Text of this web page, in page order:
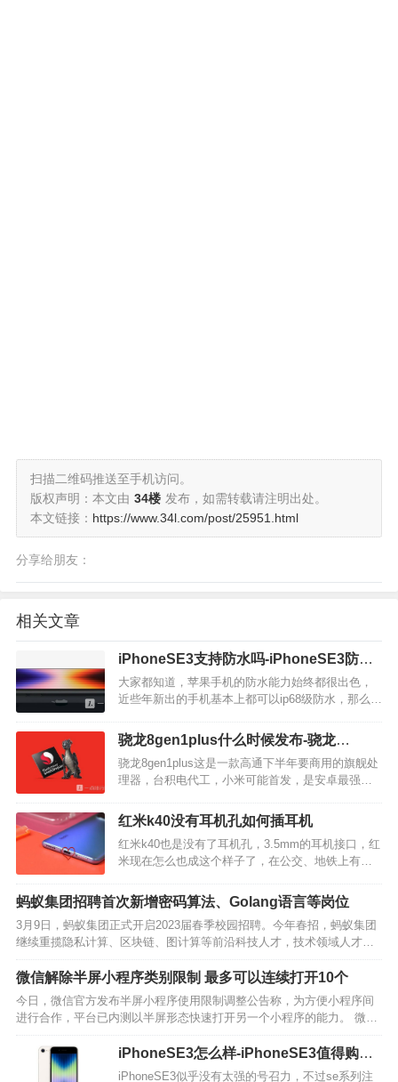
扫描二维码推送至手机访问。
版权声明：本文由 34楼 发布，如需转载请注明出处。
本文链接： https://www.34l.com/post/25951.html
分享给朋友：
相关文章
iPhoneSE3支持防水吗-iPhoneSE3防水
等级
大家都知道，苹果手机的防水能力始终都很出色，
近些年新出的手机基本上都可以ip68级防水，那么这
呢？快和小编我一起去讨论一下吧。iPhoneSE3防
水效果如何iPhoneSE3这款手机…
骁龙8gen1plus什么时候发布-骁龙
8gen1plus最新消息
骁龙8gen1plus这是一款高通下半年要商用的旗舰处
理器，台积电代工，小米可能首发，是安卓最强
况的吧，下面小编就给大家带来了详细介绍。 1、骁
龙8Gen1Plus发布时间 骁…
红米k40没有耳机孔如何插耳机
红米k40也是没有了耳机孔，3.5mm的耳机接口，红
米现在怎么也成这个样子了，在公交、地铁上有很
耳机孔如何插耳机呢？让我们一起来看看吧~ 红米
k40没有耳机孔如何插耳机？ 使用Ty…
蚂蚁集团招聘首次新增密码算法、Golang语言等岗位
3月9日，蚂蚁集团正式开启2023届春季校园招聘。今年春招，蚂蚁集团
继续重揽隐私计算、区块链、图计算等前沿科技人才，技术领域人才需
求占招聘总人数的86%，同时首次新增密码算法、Golang语言等岗位。
蚂蚁集团招聘官网信息…
微信解除半屏小程序类别限制 最多可以连续打开10个
今日，微信官方发布半屏小程序使用限制调整公告称，为方便小程序间
进行合作，平台已内测以半屏形态快速打开另一个小程序的能力。 微信
表示针对内测期间的开发者反馈，平台将对使用限制进行如下调整: 小程
序 A 若想要半屏调用小程序 B，需在管理后台向…
iPhoneSE3怎么样-iPhoneSE3值得购买
吗
iPhoneSE3似乎没有太强的号召力，不过se系列注